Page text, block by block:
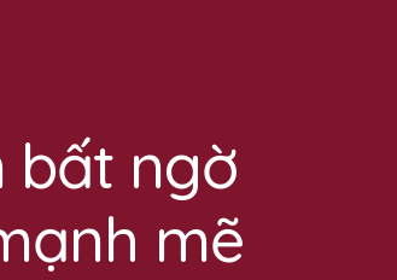
bất ngờ
mẽ